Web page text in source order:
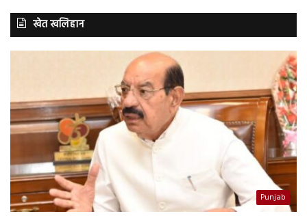
खेत खलिहान
Punjab